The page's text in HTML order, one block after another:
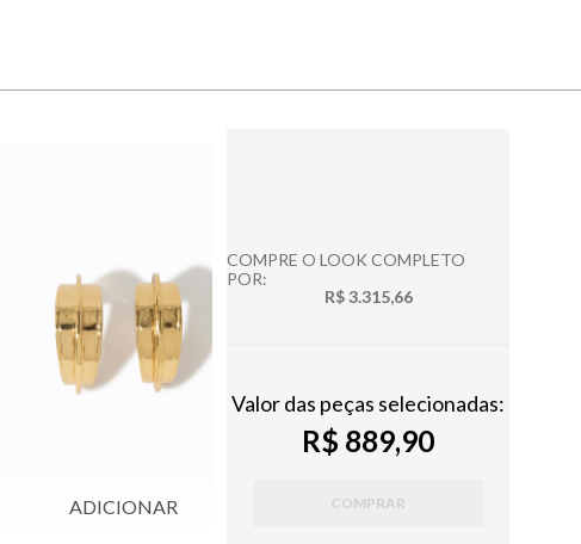
ADICIONAR ADICIONAR
COMPRE O LOOK COMPLETO
POR:
R$ 3.315,66
Valor das peças selecionadas:
R$ 889,90
COMPRAR